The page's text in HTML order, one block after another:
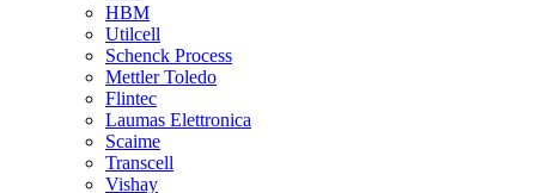
HBM
Utilcell
Schenck Process
Mettler Toledo
Flintec
Laumas Elettronica
Scaime
Transcell
Vishay